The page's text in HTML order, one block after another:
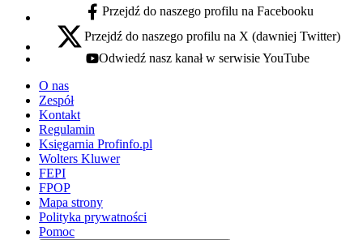
facebook - otwiera się w nowej karcie
Przejdź do naszego profilu na Facebooku
x - otwiera się w nowej karcie
Przejdź do naszego profilu na X (dawniej Twitter)
youtube - otwiera się w nowej karcie
Odwiedź nasz kanał w serwisie YouTube
O nas
Zespół
Kontakt
Regulamin
Księgarnia Profinfo.pl
Wolters Kluwer
FEPI
FPOP
Mapa strony
Polityka prywatności
Pomoc